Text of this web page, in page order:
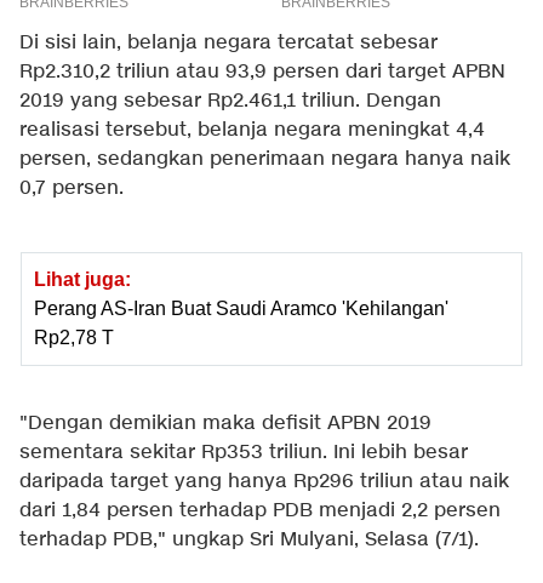
Di sisi lain, belanja negara tercatat sebesar
Rp2.310,2 triliun atau 93,9 persen dari target APBN
2019 yang sebesar Rp2.461,1 triliun. Dengan
realisasi tersebut, belanja negara meningkat 4,4
persen, sedangkan penerimaan negara hanya naik
0,7 persen.
Lihat juga:
Perang AS-Iran Buat Saudi Aramco 'Kehilangan'
Rp2,78 T
"Dengan demikian maka defisit APBN 2019
sementara sekitar Rp353 triliun. Ini lebih besar
daripada target yang hanya Rp296 triliun atau naik
dari 1,84 persen terhadap PDB menjadi 2,2 persen
terhadap PDB," ungkap Sri Mulyani, Selasa (7/1).